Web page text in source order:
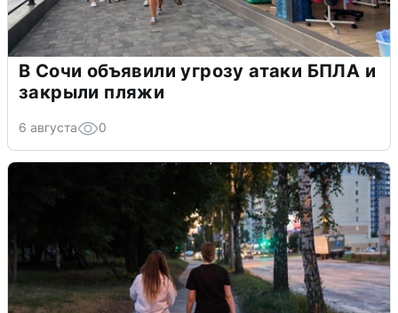
В Сочи объявили угрозу атаки БПЛА и
закрыли пляжи
6 августа 0